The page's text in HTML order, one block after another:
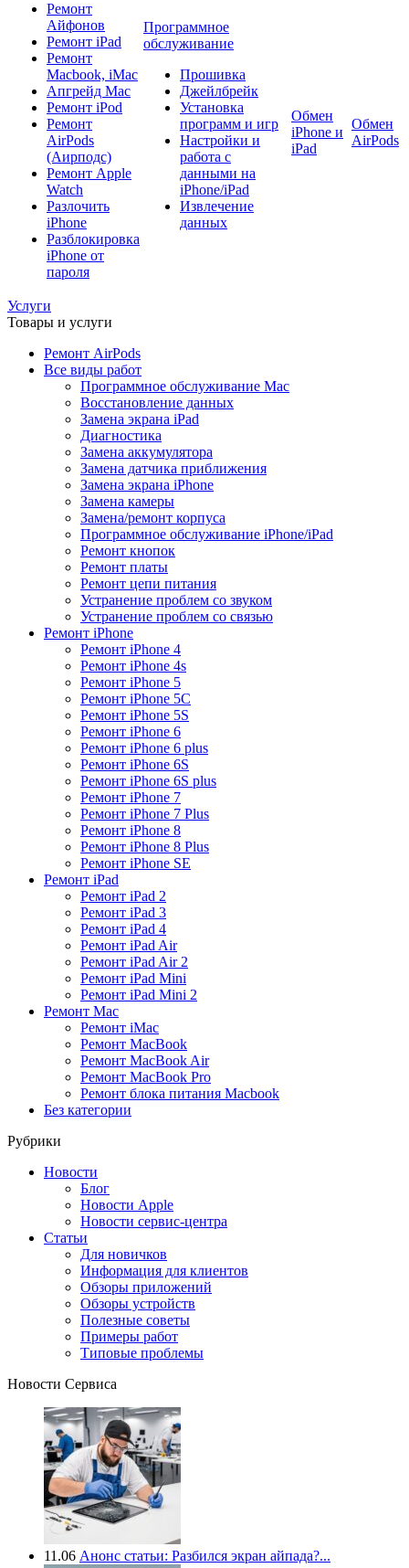
Ремонт
Айфонов
Ремонт iPad
Ремонт
Macbook, iMac
Апгрейд Mac
Ремонт iPod
Ремонт
AirPods
(Аирподс)
Ремонт Apple
Watch
Разлочить
iPhone
Разблокировка
iPhone от
пароля
Программное
обслуживание
Прошивка
Джейлбрейк
Установка
программ и игр
Настройки и
работа с
данными на
iPhone/iPad
Извлечение
данных
Обмен
iPhone и
iPad
Обмен
AirPods
Услуги
Товары и услуги
Ремонт AirPods
Все виды работ
Программное обслуживание Mac
Восстановление данных
Замена экрана iPad
Диагностика
Замена аккумулятора
Замена датчика приближения
Замена экрана iPhone
Замена камеры
Замена/ремонт корпуса
Программное обслуживание iPhone/iPad
Ремонт кнопок
Ремонт платы
Ремонт цепи питания
Устранение проблем со звуком
Устранение проблем со связью
Ремонт iPhone
Ремонт iPhone 4
Ремонт iPhone 4s
Ремонт iPhone 5
Ремонт iPhone 5C
Ремонт iPhone 5S
Ремонт iPhone 6
Ремонт iPhone 6 plus
Ремонт iPhone 6S
Ремонт iPhone 6S plus
Ремонт iPhone 7
Ремонт iPhone 7 Plus
Ремонт iPhone 8
Ремонт iPhone 8 Plus
Ремонт iPhone SE
Ремонт iPad
Ремонт iPad 2
Ремонт iPad 3
Ремонт iPad 4
Ремонт iPad Air
Ремонт iPad Air 2
Ремонт iPad Mini
Ремонт iPad Mini 2
Ремонт Mac
Ремонт iMac
Ремонт MacBook
Ремонт MacBook Air
Ремонт MacBook Pro
Ремонт блока питания Macbook
Без категории
Рубрики
Новости
Блог
Новости Apple
Новости сервис-центра
Статьи
Для новичков
Информация для клиентов
Обзоры приложений
Обзоры устройств
Полезные советы
Примеры работ
Типовые проблемы
Новости Сервиса
11.06 Анонс статьи: Разбился экран айпада?...